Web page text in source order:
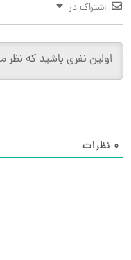
اشتراک در
0 نظرات